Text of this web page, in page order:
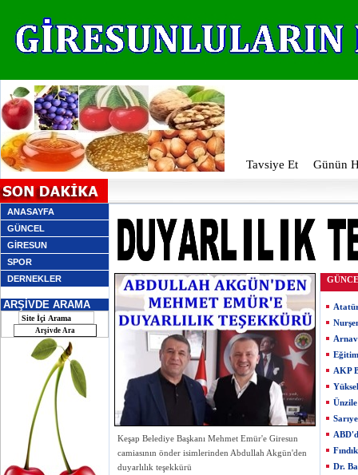
Tavsiye Et Günün
ANASAYFA
GÜNCEL
GİRESUN
SPOR
DERNEKLER
ARŞİVDE ARAMA
Keşap Belediye Başkanı Mehmet Emür'e Giresun
camiasının önder isimlerinden Abdullah Akgün'den
duyarlılık teşekkürü
AKP
Dr.